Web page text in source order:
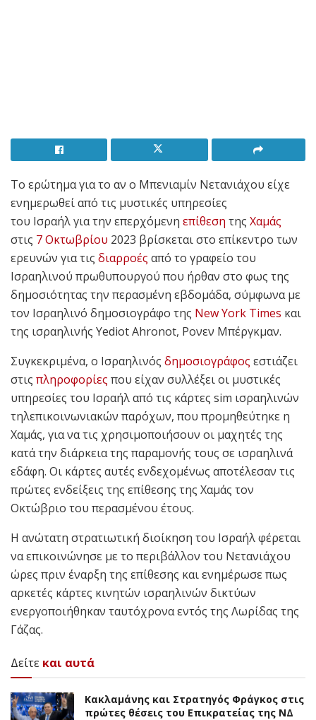
Το ερώτημα για το αν ο Μπενιαμίν Νετανιάχου είχε
ενημερωθεί από τις μυστικές υπηρεσίες
του Ισραήλ για την επερχόμενη επίθεση της Χαμάς
στις 7 Οκτωβρίου 2023 βρίσκεται στο επίκεντρο των
ερευνών για τις διαρροές από το γραφείο του
Ισραηλινού πρωθυπουργού που ήρθαν στο φως της
δημοσιότητας την περασμένη εβδομάδα, σύμφωνα με
τον Ισραηλινό δημοσιογράφο της New York Times και
της ισραηλινής Yediot Ahronot, Ρονεν Μπέργκμαν.
Συγκεκριμένα, ο Ισραηλινός δημοσιογράφος εστιάζει
στις πληροφορίες που είχαν συλλέξει οι μυστικές
υπηρεσίες του Ισραήλ από τις κάρτες sim ισραηλινών
τηλεπικοινωνιακών παρόχων, που προμηθεύτηκε η
Χαμάς, για να τις χρησιμοποιήσουν οι μαχητές της
κατά την διάρκεια της παραμονής τους σε ισραηλινά
εδάφη. Οι κάρτες αυτές ενδεχομένως αποτέλεσαν τις
πρώτες ενδείξεις της επίθεσης της Χαμάς τον
Οκτώβριο του περασμένου έτους.
Η ανώτατη στρατιωτική διοίκηση του Ισραήλ φέρεται
να επικοινώνησε με το περιβάλλον του Νετανιάχου
ώρες πριν έναρξη της επίθεσης και ενημέρωσε πως
αρκετές κάρτες κινητών ισραηλινών δικτύων
ενεργοποιήθηκαν ταυτόχρονα εντός της Λωρίδας της
Γάζας.
Δείτε και αυτά
Κακλαμάνης και Στρατηγός Φράγκος στις
πρώτες θέσεις του Επικρατείας της ΝΔ